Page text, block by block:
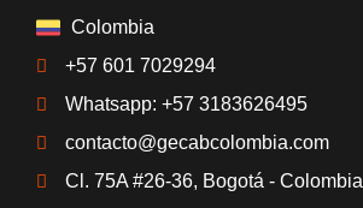
Colombia
+57 601 7029294
Whatsapp: +57 3183626495
contacto@gecabcolombia.com
Cl. 75A #26-36, Bogotá - Colombia